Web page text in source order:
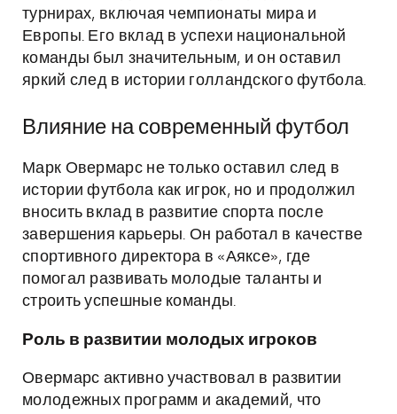
турнирах, включая чемпионаты мира и
Европы. Его вклад в успехи национальной
команды был значительным, и он оставил
яркий след в истории голландского футбола.
Влияние на современный футбол
Марк Овермарс не только оставил след в
истории футбола как игрок, но и продолжил
вносить вклад в развитие спорта после
завершения карьеры. Он работал в качестве
спортивного директора в «Аяксе», где
помогал развивать молодые таланты и
строить успешные команды.
Роль в развитии молодых игроков
Овермарс активно участвовал в развитии
молодежных программ и академий, что